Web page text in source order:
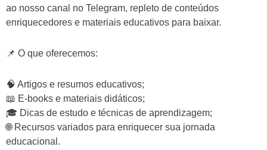
ao nosso canal no Telegram, repleto de conteúdos
enriquecedores e materiais educativos para baixar.
📌 O que oferecemos:
🧠 Artigos e resumos educativos;
📖 E-books e materiais didáticos;
🎓 Dicas de estudo e técnicas de aprendizagem;
🌐 Recursos variados para enriquecer sua jornada
educacional.